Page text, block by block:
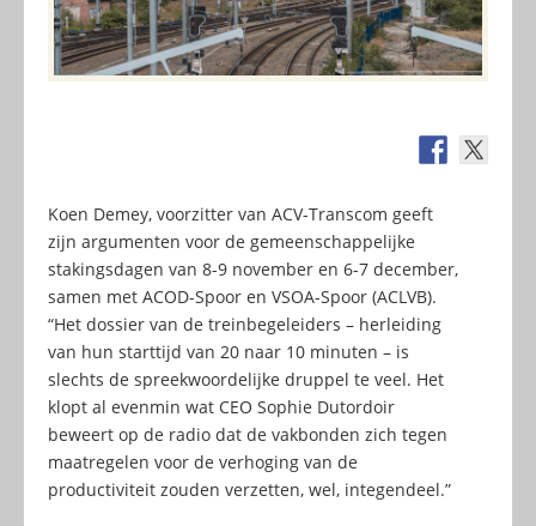
Koen Demey, voorzitter van ACV-Transcom geeft
zijn argumenten voor de gemeenschappelijke
stakingsdagen van 8-9 november en 6-7 december,
samen met ACOD-Spoor en VSOA-Spoor (ACLVB).
“Het dossier van de treinbegeleiders – herleiding
van hun starttijd van 20 naar 10 minuten – is
slechts de spreekwoordelijke druppel te veel. Het
klopt al evenmin wat CEO Sophie Dutordoir
beweert op de radio dat de vakbonden zich tegen
maatregelen voor de verhoging van de
productiviteit zouden verzetten, wel, integendeel.”